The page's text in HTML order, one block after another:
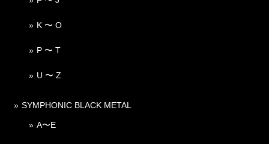
K 〜 O
P 〜 T
U 〜 Z
SYMPHONIC BLACK METAL
A〜E